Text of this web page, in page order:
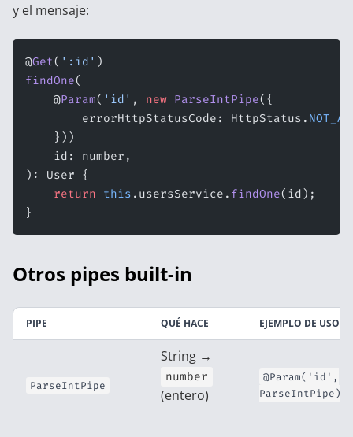
y el mensaje:
@Get( ':id' )
findOne(
    @
Param( 'id' , new ParseIntPipe({
        errorHttpStatusCode: HttpStatus.
    }))
    id: number,
): User {
    return
this .usersService. findOne(id);
}
Otros pipes built-in
PIPE QUÉ HACE EJEMPLO DE USO
ParseIntPipe
String →
number
(entero)
@Param('id',
ParseIntPipe)